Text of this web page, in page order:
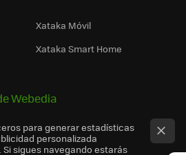
Xataka Móvil
Xataka Smart Home
Webedia
para generar estadísticas
personalizada
sigues navegando estarás